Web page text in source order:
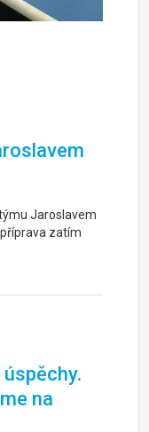
Jaroslavem
zatím
na